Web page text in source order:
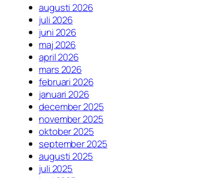
augusti 2026
juli 2026
juni 2026
maj 2026
april 2026
mars 2026
februari 2026
januari 2026
december 2025
november 2025
oktober 2025
september 2025
augusti 2025
juli 2025